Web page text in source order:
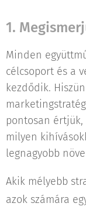
1.
Minden
célcsoport és a
kezdődik.
pontosan értjük,
milyen
legnagyobb
Akik mélyebb
azok számára